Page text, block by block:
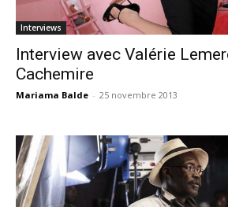
Interviews
Interview avec Valérie
Cachemire
Mariama Balde - 25 novembre 2013